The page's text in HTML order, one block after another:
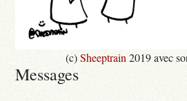
(c)Sheeptrain 2019 avec
Messages